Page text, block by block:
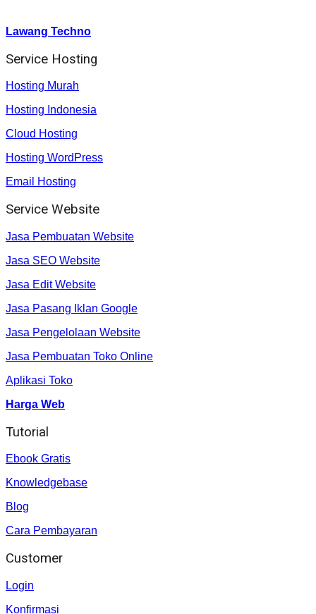
Lawang Techno
Service Hosting
Hosting Murah
Hosting Indonesia
Cloud Hosting
Hosting WordPress
Email Hosting
Service Website
Jasa Pembuatan Website
Jasa SEO Website
Jasa Edit Website
Jasa Pasang Iklan Google
Jasa Pengelolaan Website
Jasa Pembuatan Toko Online
Aplikasi Toko
Harga Web
Tutorial
Ebook Gratis
Knowledgebase
Blog
Cara Pembayaran
Customer
Login
Konfirmasi